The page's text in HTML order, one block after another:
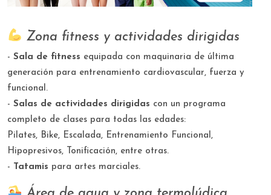
Zona fitness y actividades dirigidas
- Sala de fitness equipada con maquinaria de última
generación para entrenamiento cardiovascular, fuerza y
funcional.
- Salas de actividades dirigidas con un programa
completo de clases para todas las edades:
Pilates, Bike, Escalada, Entrenamiento Funcional,
Hipopresivos, Tonificación, entre otras.
-
Tatamis para artes marciales.